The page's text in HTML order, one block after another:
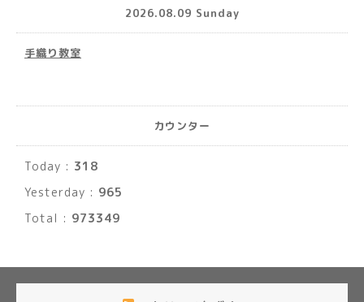
2026.08.09 Sunday
手織り教室
カウンター
Today : 318
Yesterday : 965
Total : 973349